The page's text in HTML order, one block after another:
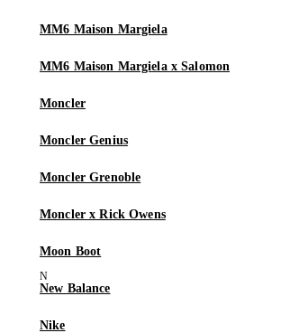
MM6 Maison Margiela
MM6 Maison Margiela x Salomon
Moncler
Moncler Genius
Moncler Grenoble
Moncler x Rick Owens
Moon Boot
New Balance
Nike